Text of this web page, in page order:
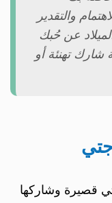
والتقدير
عن حُبك
تهنئة أو
قصيرة وشاركها